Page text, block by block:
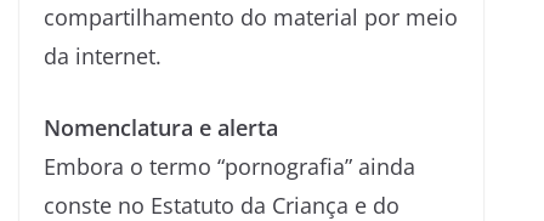
compartilhamento do material por meio
da internet.
Nomenclatura e alerta
Embora o termo “pornografia” ainda
conste no Estatuto da Criança e do